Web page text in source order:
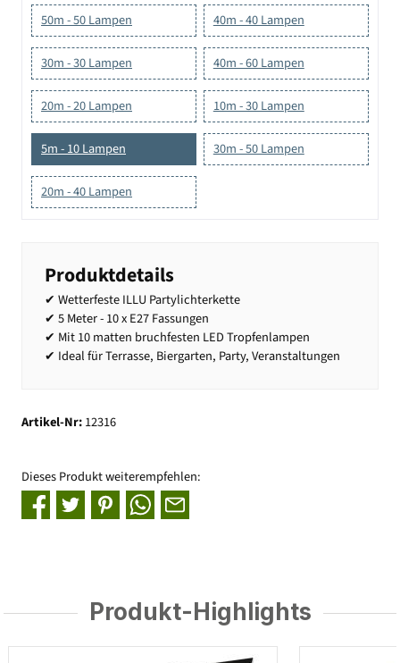
50m - 50 Lampen 40m - 40 Lampen
30m - 30 Lampen 40m - 60 Lampen
20m - 20 Lampen 10m - 30 Lampen
5m - 10 Lampen 30m - 50 Lampen
20m - 40 Lampen
Produktdetails
✔ Wetterfeste ILLU Partylichterkette
✔ 5 Meter - 10 x E27 Fassungen
✔ Mit 10 matten bruchfesten LED Tropfenlampen
✔ Ideal für Terrasse, Biergarten, Party, Veranstaltungen
Artikel-Nr:12316
Dieses Produkt weiterempfehlen:
Produkt-Highlights